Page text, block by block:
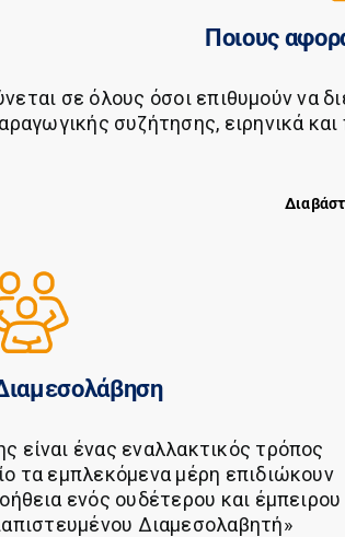
Ποιους
σε όλους όσοι επιθυμούν να
συζήτησης, ειρηνικά
είναι ένας εναλλακτικός τρόπος
τα εμπλεκόμενα μέρη επιδιώκουν
ενός ουδέτερου και έμπειρου
Διαμεσολαβητή»